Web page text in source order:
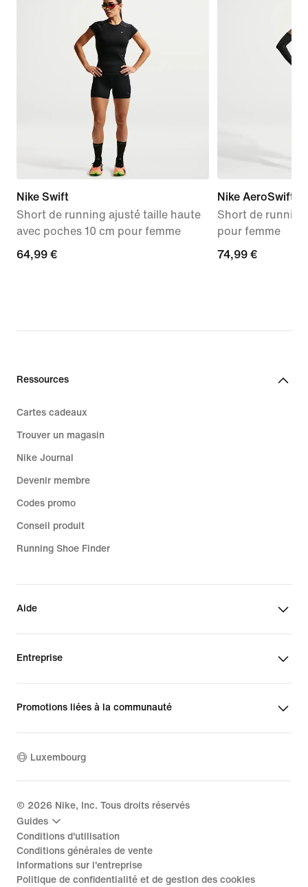
Nike Swift
Short de running ajusté taille haute
avec poches 10 cm pour femme
64,99 €
64,99 €
Nike AeroSwift
Short de running
pour femme
74,99 €
74,99 €
Ressources
Cartes cadeaux
Trouver un magasin
Nike Journal
Devenir membre
Codes promo
Conseil produit
Running Shoe Finder
Aide
Entreprise
Promotions liées à la communauté
Luxembourg
© 2026 Nike, Inc. Tous droits réservés
Guides
Conditions d'utilisation
Conditions générales de vente
Informations sur l'entreprise
Politique de confidentialité et de gestion des cookies